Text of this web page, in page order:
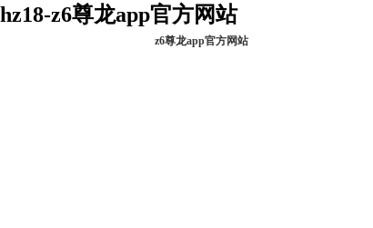
hz18-z6尊龙app官方网站
z6尊龙app官方网站